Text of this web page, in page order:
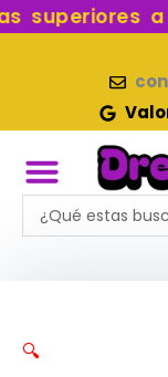
Ir
a
Search
...
🔍